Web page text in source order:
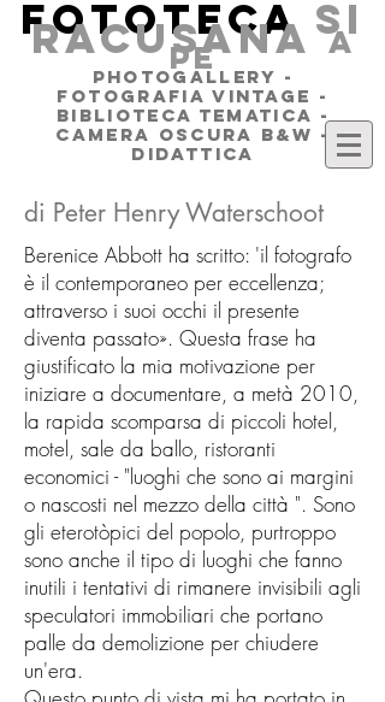
FOTOTECA SI
RACUSANAa
pe
PHOTOGALLERY -
FOTOGRAFIA VINTAGE -
BIBLIOTECA TEMATICA -
CAMERA OSCURA B&W -
DIDATTICA
di Peter Henry Waterschoot
Berenice Abbott ha scritto: 'il fotografo
è il contemporaneo per eccellenza;
attraverso i suoi occhi il presente
diventa passato». Questa frase ha
giustificato la mia motivazione per
iniziare a documentare, a metà 2010,
la rapida scomparsa di piccoli hotel,
motel, sale da ballo, ristoranti
economici - "luoghi che sono ai margini
o nascosti nel mezzo della città ". Sono
gli eterotòpici del popolo, purtroppo
sono anche il tipo di luoghi che fanno
inutili i tentativi di rimanere invisibili agli
speculatori immobiliari che portano
palle da demolizione per chiudere
un'era.